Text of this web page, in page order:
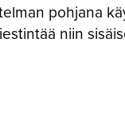
pohjana
niin